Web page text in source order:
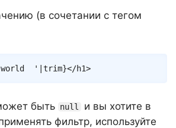
(в сочетании с тегом
' trim}</h1>
быть null
и вы хотите в
фильтр, используйте